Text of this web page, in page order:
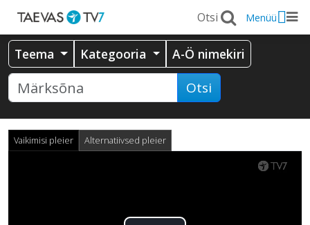
Menüü
Teema Kategooria A-Ö nimekiri
Otsi
Vaikimisi pleier Alternatiivsed pleier